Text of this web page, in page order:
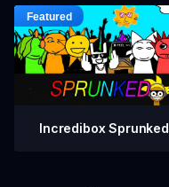
Incredibox Sprunked